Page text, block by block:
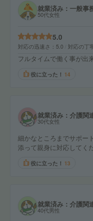
就業済み：一般事
50代女性
5.0
対応の迅速さ 5.0 対応の丁
フルタイムで働く事が出
役に立った！ 14
就業済み：介護関
30代女性
細かなところまでサポー
添って親身に対応してく
役に立った！ 13
就業済み：介護関
40代男性